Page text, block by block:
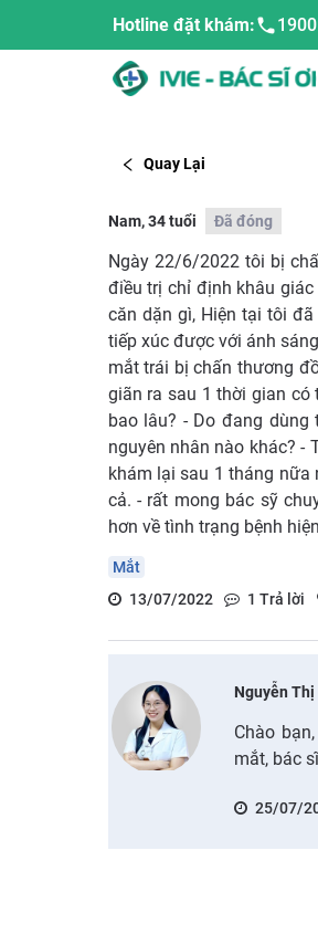
Hotline đặt khám:
Quay Lại
Nam, 34 tuổi Đã đóng
Ngày 22/6/2022 tôi bị
điều trị chỉ định khâu
căn dặn gì, Hiện tại tôi
tiếp xúc được với ánh
mắt trái bị chấn thương
giãn ra sau 1 thời gian có
bao lâu? - Do đang
nguyên nhân nào khác? -
khám lại sau 1 tháng
cả. - rất mong bác sỹ
hơn về tình trạng bệnh
Mắt
13/07/2022
1 Trả lời
Nguyễn
Chào
mắt, bác
25/07/